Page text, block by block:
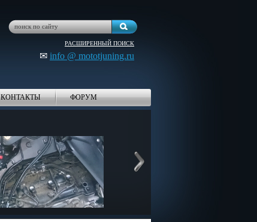
РАСШИРЕННЫЙ ПОИСК
✉ info @ mototjuning.ru
КОНТАКТЫ ФОРУМ